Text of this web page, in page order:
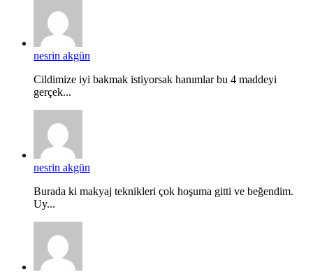
nesrin akgün
Cildimize iyi bakmak istiyorsak hanımlar bu 4 maddeyi
gerçek...
nesrin akgün
Burada ki makyaj teknikleri çok hoşuma gitti ve beğendim.
Uy...